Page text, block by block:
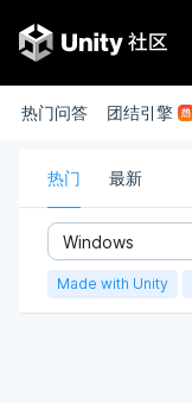
热门问答 团结引擎
热门 最新
Made with Unity